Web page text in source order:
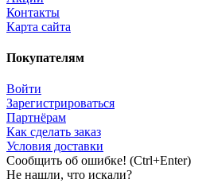
Контакты
Карта сайта
Покупателям
Войти
Зарегистрироваться
Партнёрам
Как сделать заказ
Условия доставки
Сообщить об ошибке! (Ctrl+Enter)
Не нашли, что искали?